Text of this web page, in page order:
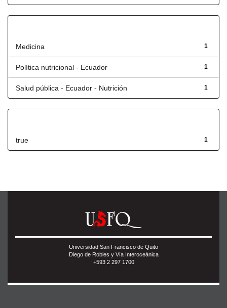
1
Medicina
1
Política nutricional - Ecuador
1
Salud pública - Ecuador - Nutrición
1
true
Universidad San Francisco de Quito
Diego de Robles y Vía Interoceánica
+593 2 297 1700